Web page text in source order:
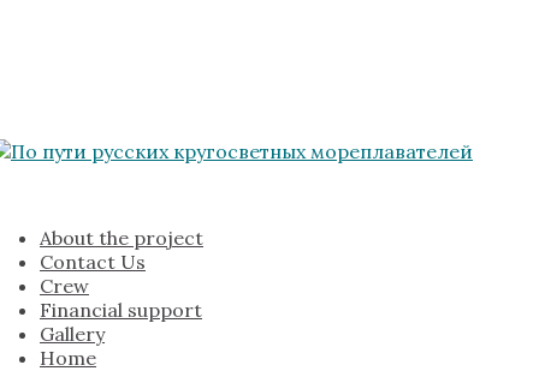
About the project
Contact Us
Crew
Financial support
Gallery
Home